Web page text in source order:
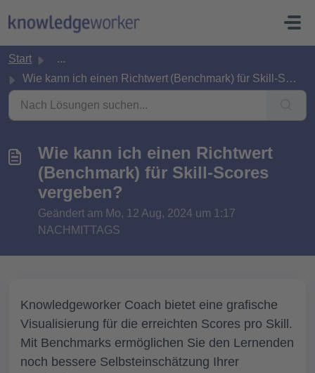
Start
...
Wie kann ich einen Richtwert (Benchmark) für Skill-Scores...
Wie kann ich einen Richtwert
(Benchmark) für Skill-Scores
vergeben?
Geändert am Mo, 12 Aug, 2024 um 1:17
NACHMITTAGS
Knowledgeworker Coach bietet eine grafische
Visualisierung für die erreichten Scores pro Skill.
Mit Benchmarks ermöglichen Sie den Lernenden
noch bessere Selbsteinschätzung Ihrer